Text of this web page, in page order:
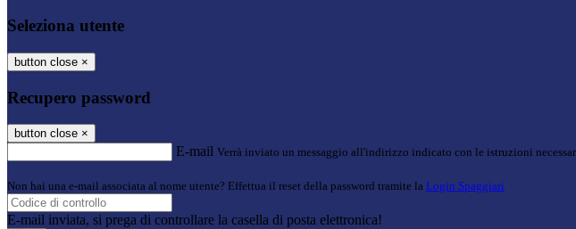
Seleziona utente
button close ×
Recupero password
button close ×
E-mail Verrà inviato un messaggio all'indirizzo indicato con le istruzioni
Non hai una e-mail associata al nome utente? Effettua il reset della password tramite la Login Spaggiari
E-mail inviata, si prega di controllare la casella di posta elettronica!